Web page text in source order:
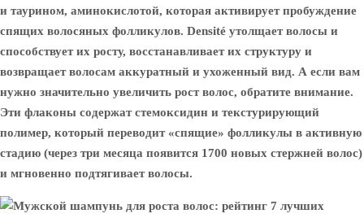
и таурином, аминокислотой, которая активирует пробуждение
спящих волосяных фолликулов. Densité утолщает волосы и
способствует их росту, восстанавливает их структуру и
возвращает волосам аккуратный и ухоженный вид. А если вам
нужно значительно увеличить рост волос, обратите внимание.
Эти флаконы содержат стемоксидин и текстурирующий
полимер, который переводит «спящие» фолликулы в активную
стадию (через три месяца появится 1700 новых стержней волос)
и мгновенно подтягивает волосы.